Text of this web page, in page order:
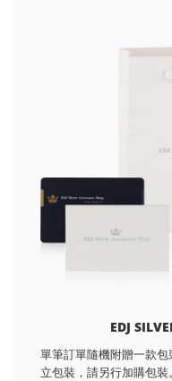
EDJ
單筆訂單隨機附贈一款
立包裝，請另行加購包裝。